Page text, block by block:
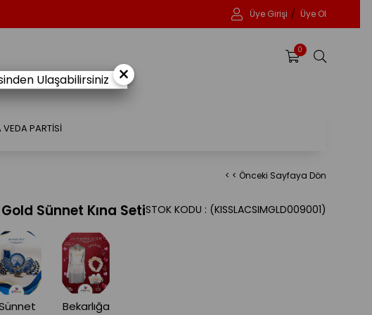
Üye Girişi Üye Ol
0
VEDA PARTİSİ
< < Önceki Sayfaya Dön
Sünnet Kına Seti (KISSLACSIMGLD009001)
STOK KODU
Bekarlığa
×
Ulaşabilirsiniz